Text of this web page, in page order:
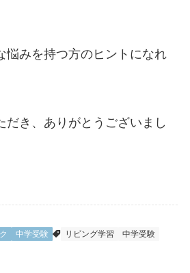
悩みを持つ方のヒントになれ
だき、ありがとうございまし
中学受験 リビング学習 中学受験